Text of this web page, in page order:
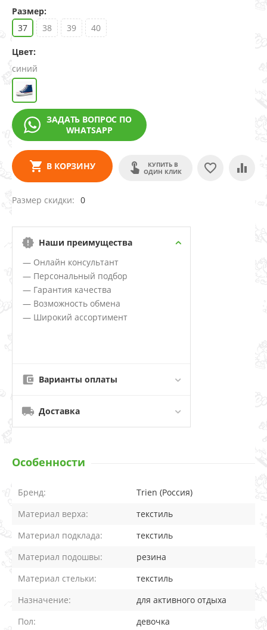
Размер:
37
38 39 40
Цвет:
синий
ЗАДАТЬ ВОПРОС ПО
WHATSAPP
В КОРЗИНУ
КУПИТЬ В
ОДИН КЛИК
Размер скидки 0
Наши преимущества
— Онлайн консультант
— Персональный подбор
— Гарантия качества
— Возможность обмена
— Широкий ассортимент
Варианты оплаты
Доставка
Особенности
Бренд:
Trien (Россия)
Материал верха:
текстиль
Материал подклада:
текстиль
Материал подошвы:
резина
Материал стельки:
текстиль
Назначение:
для активного отдыха
Пол:
девочка